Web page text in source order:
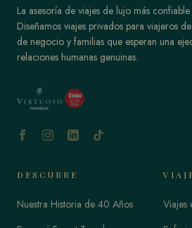
La asesoría de viajes de lujo más
Diseñamos viajes privados para viajeros
de negocio y familias que esperan una
relaciones humanas genuinas.
DESCUBRE
Nuestra Historia de 40 Años
Viajes